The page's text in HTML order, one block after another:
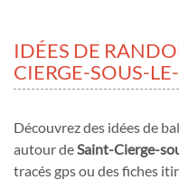
IDÉES DE
CIERGE-SOUS-
Découvrez des idées de
autour deSaint-Cierge-
tracés gps ou des fiches